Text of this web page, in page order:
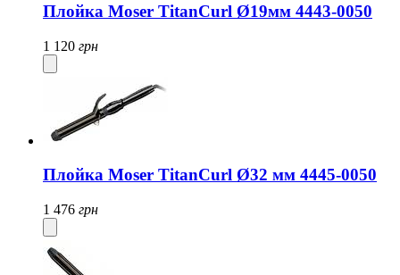
Плойка Moser TitanCurl Ø19мм 4443-0050
1 120 грн
Плойка Moser TitanCurl Ø32 мм 4445-0050
1 476 грн